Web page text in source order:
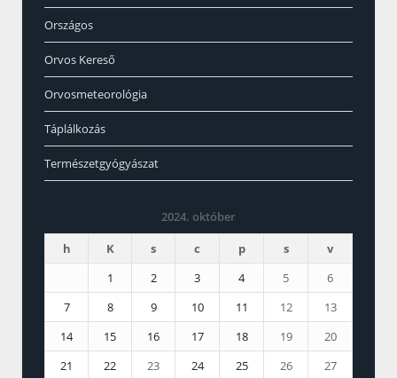
Országos
Orvos Kereső
Orvosmeteorológia
Táplálkozás
Természetgyógyászat
2024. október
h
K s c p s
v
1
2 3 4 5
6
7
8 9 10 11 12
13
14
15 16 17 18 19
20
21
22 23 24 25 26 27